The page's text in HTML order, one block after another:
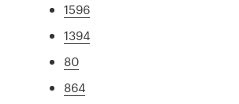
1596
1394
80
864